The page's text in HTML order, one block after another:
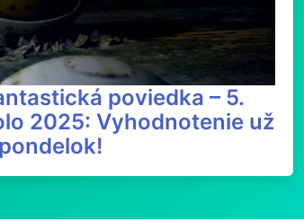
poviedka – 5.
2025: Vyhodnotenie už